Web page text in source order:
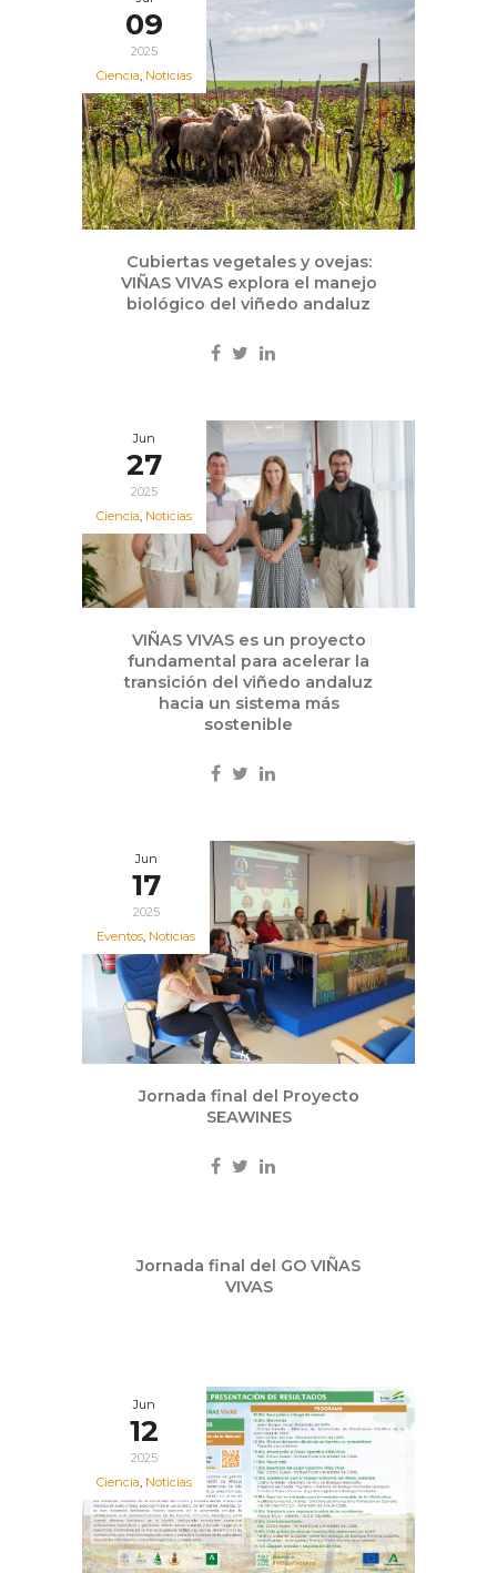
09
2025
Ciencia, Noticias
Cubiertas vegetales y ovejas:
VIÑAS VIVAS explora el manejo
biológico del viñedo andaluz
Jun
27
2025
Ciencia, Noticias
VIÑAS VIVAS es un proyecto
fundamental para acelerar la
transición del viñedo andaluz
hacia un sistema más
sostenible
Jun
17
2025
Eventos, Noticias
Jornada final del Proyecto
SEAWINES
Jornada final del GO VIÑAS
VIVAS
Jun
12
2025
Ciencia, Noticias